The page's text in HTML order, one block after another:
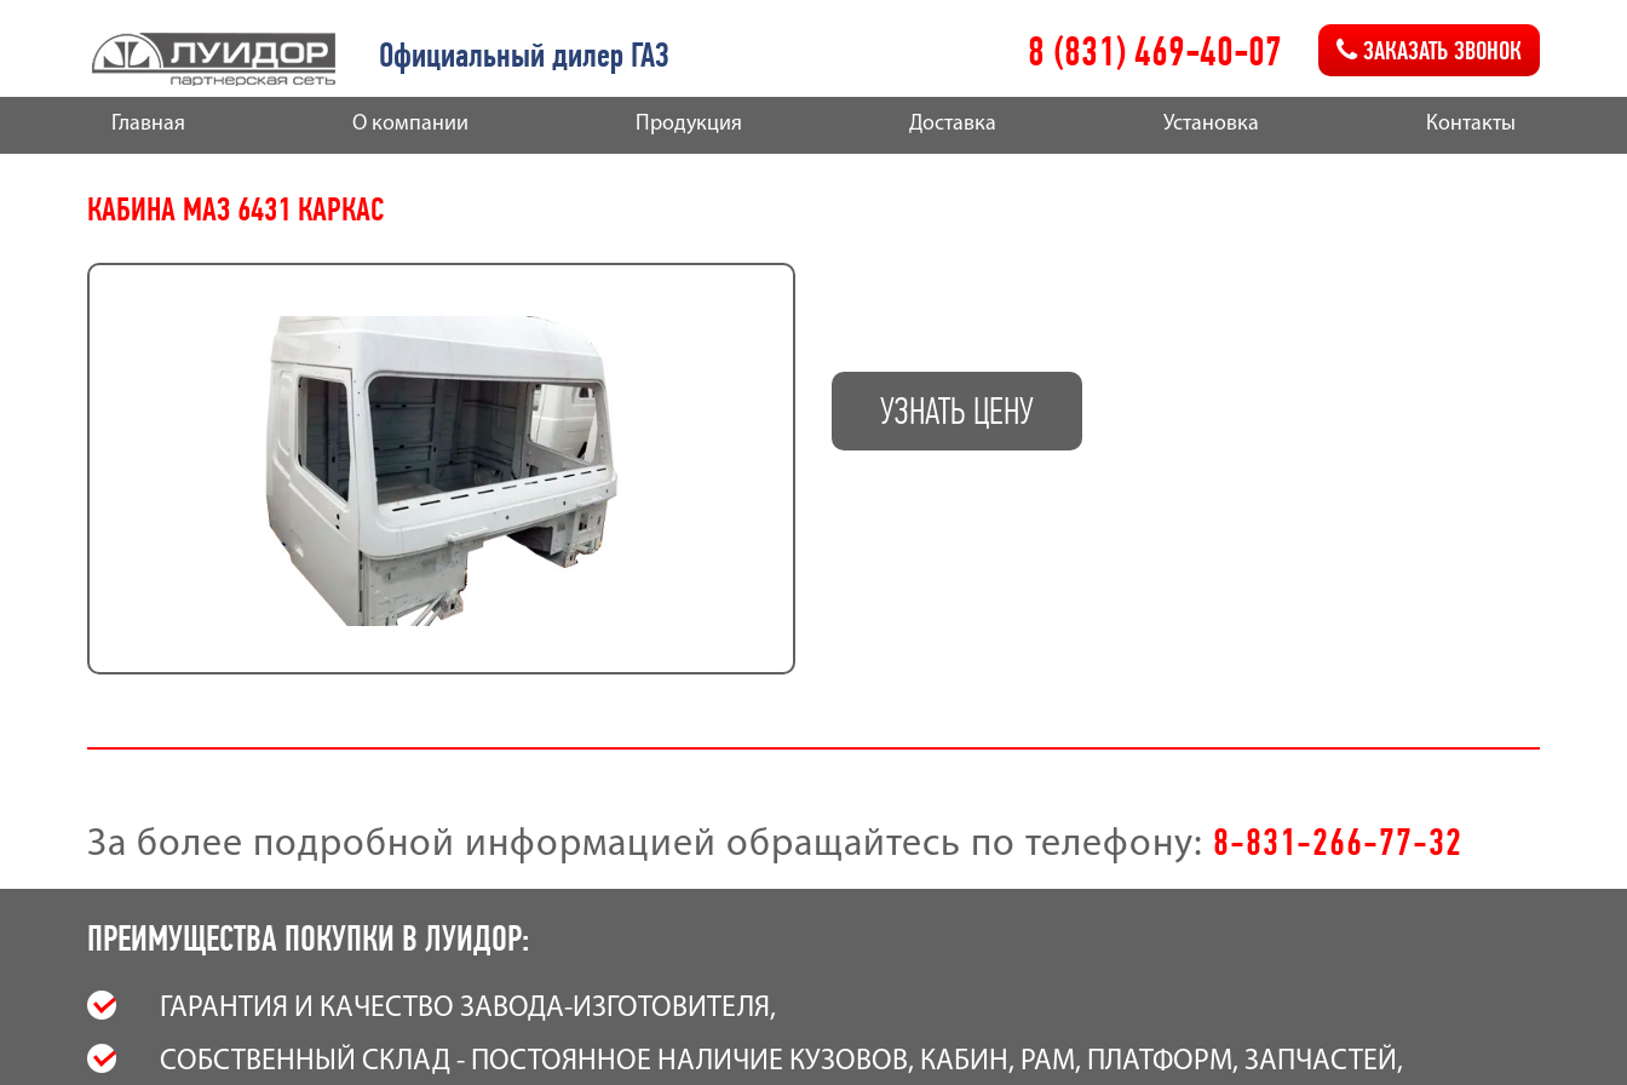
Официальный дилер ГАЗ ЗАКАЗАТЬ ЗВОНОК
8 (831) 469-40-07
Главная О компании Продукция Доставка Установка Контакты
КАБИНА МАЗ 6431 КАРКАС
УЗНАТЬ ЦЕНУ
За более подробной информацией обращайтесь по телефону: 8-831-266-77-32
ПРЕИМУЩЕСТВА ПОКУПКИ В ЛУИДОР:
ГАРАНТИЯ И КАЧЕСТВО ЗАВОДА-ИЗГОТОВИТЕЛЯ,
СОБСТВЕННЫЙ СКЛАД - ПОСТОЯННОЕ НАЛИЧИЕ КУЗОВОВ, КАБИН, РАМ, ПЛАТФОРМ, ЗАПЧАСТЕЙ,